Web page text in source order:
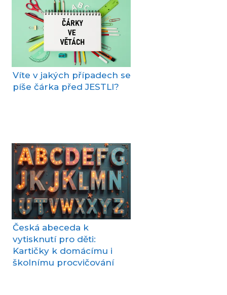
Víte v jakých případech se
píše čárka před JESTLI?
Česká abeceda k
vytisknutí pro děti:
Kartičky k domácímu i
školnímu procvičování